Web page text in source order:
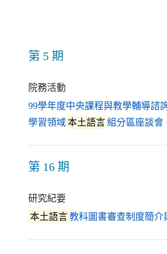
第 5 期
院務活動
99學年度中央課程與教學輔導諮
學習領域本土語言組分區座談會
第 16 期
研究紀要
本土語言教科圖書審查制度簡介